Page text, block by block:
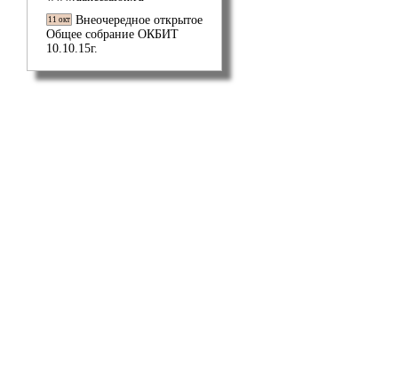
11 окт Внеочередное открытое
Общее собрание ОКБИТ
10.10.15г.